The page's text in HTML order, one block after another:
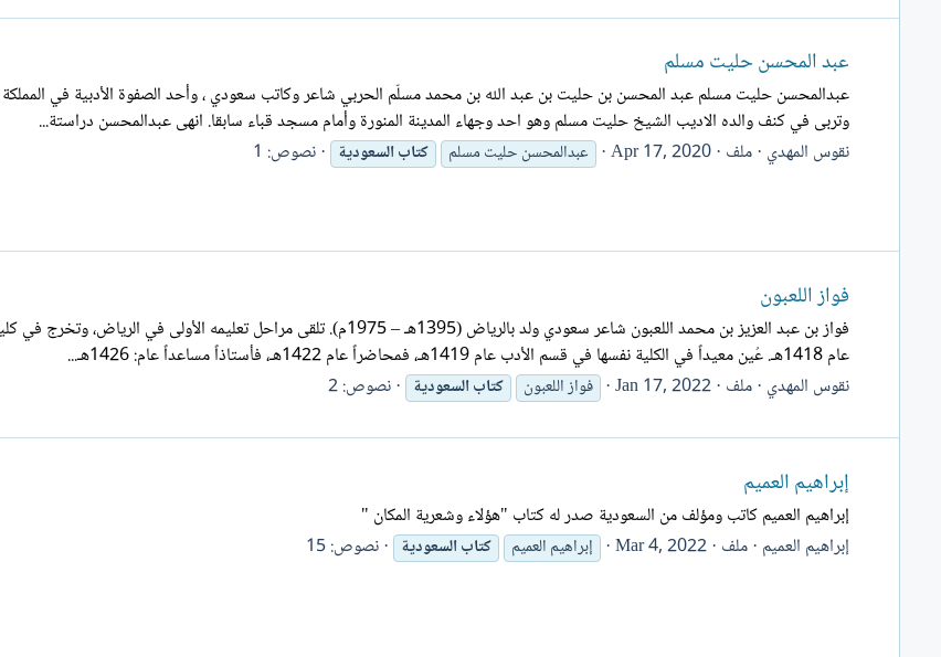
عبد المحسن حليت مسلم
وتربى في كنف والده الاديب الشيخ حليت مسلم وهو احد وجهاء المدينة المنورة وأمام مسجد قباء سابقا. انهى عبدالمحسن دراستة...
نقوس المهدي ملف Apr 17, 2020 عبدالمحسن حليت مسلم كتابالسعودية نصوص: 1
فواز اللعبون
فواز بن عبد العزيز بن محمد اللعبون شاعر سعودي ولد بالرياض (1395هـ – 1975م). تلقى
عام 1418هـ. عُين معيداً في الكلية نفسها في قسم الأدب عام 1419هـ، فمحاضراً عام 1422هـ، فأستاذاً مساعداً عام: 1426هـ...
نقوس المهدي ملف Jan 17, 2022 فواز اللعبون كتابالسعودية نصوص: 2
إبراهيم العميم
إبراهيم العميم كاتب ومؤلف من السعودية صدر له كتاب "هؤلاء وشعرية المكان "
إبراهيم العميم ملف Mar 4, 2022 إبراهيم العميم كتابالسعودية نصوص: 15